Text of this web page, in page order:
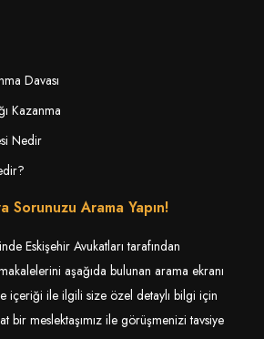
Davası
Kazanma
Nedir
Sorunuzu Arama Yapın!
Eskişehir Avukatları tarafından
aşağıda bulunan arama ekranı
içeriği ile ilgili size özel detaylı bilgi için
bir meslektaşımız ile görüşmenizi tavsiye